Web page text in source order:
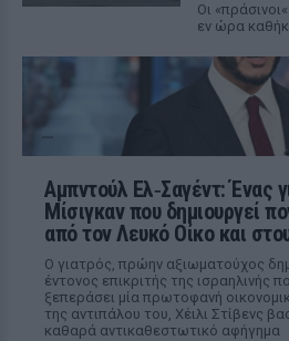
Οι
εν ώρα
Αμπντούλ Ελ‑Σαγέντ: Ένας
Μίσιγκαν που δημιουργεί
από τον Λευκό Οίκο και
Ο γιατρός, πρώην αξιωματούχος
έντονος επικριτής της ισραηλινής
ξεπεράσει μία πρωτοφανή
της αντιπάλου του, Χέιλι Στίβενς
καθαρά αντικαθεστωτικό αφήγημα